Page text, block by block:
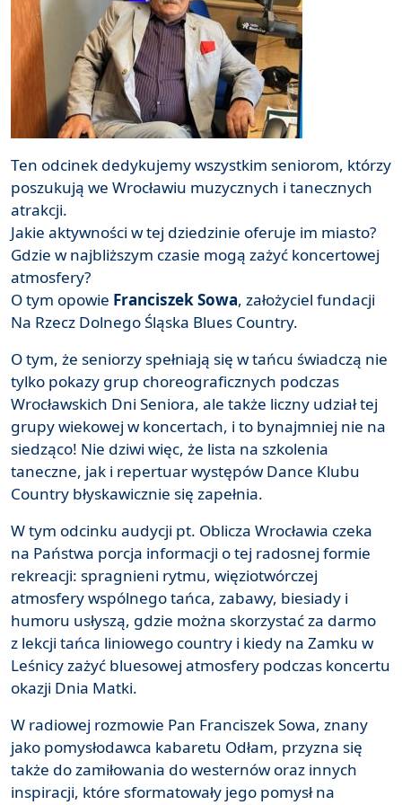
Ten odcinek dedykujemy wszystkim seniorom, którzy
poszukują we Wrocławiu muzycznych i tanecznych
atrakcji.
Jakie aktywności w tej dziedzinie oferuje im miasto?
Gdzie w najbliższym czasie mogą zażyć koncertowej
atmosfery?
O tym opowie Franciszek Sowa, założyciel fundacji
Na Rzecz Dolnego Śląska Blues Country.
O tym, że seniorzy spełniają się w tańcu świadczą nie
tylko pokazy grup choreograficznych podczas
Wrocławskich Dni Seniora, ale także liczny udział tej
grupy wiekowej w koncertach, i to bynajmniej nie na
siedząco! Nie dziwi więc, że lista na szkolenia
taneczne, jak i repertuar występów Dance Klubu
Country błyskawicznie się zapełnia.
W tym odcinku audycji pt. Oblicza Wrocławia czeka
na Państwa porcja informacji o tej radosnej formie
rekreacji: spragnieni rytmu, więziotwórczej
atmosfery wspólnego tańca, zabawy, biesiady i
humoru usłyszą, gdzie można skorzystać za darmo
z lekcji tańca liniowego country i kiedy na Zamku w
Leśnicy zażyć bluesowej atmosfery podczas koncertu
okazji Dnia Matki.
W radiowej rozmowie Pan Franciszek Sowa, znany
jako pomysłodawca kabaretu Odłam, przyzna się
także do zamiłowania do westernów oraz innych
inspiracji, które sformatowały jego pomysł na